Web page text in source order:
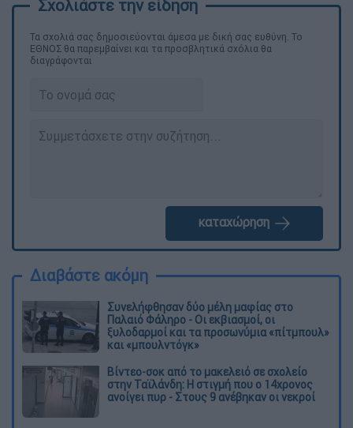
Τα σχολιά σας δημοσιεύονται άμεσα με δική σας ευθύνη. Το
ΕΘΝΟΣ θα παρεμβαίνει και τα προσβλητικά σχόλια θα
διαγράφονται
καταχώρηση
Διαβάστε ακόμη
Συνελήφθησαν δύο μέλη μαφίας στο
Παλαιό Φάληρο - Οι εκβιασμοί, οι
ξυλοδαρμοί και τα προσωνύμια «πίτμπουλ»
και «μπουλντόγκ»
Βίντεο-σοκ από το μακελειό σε σχολείο
στην Ταϊλάνδη: Η στιγμή που ο 14χρονος
ανοίγει πυρ - Στους 9 ανέβηκαν οι νεκροί